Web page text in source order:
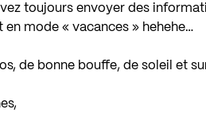
toujours envoyer des
en mode « vacances » hehehe…
de bonne bouffe, de soleil et